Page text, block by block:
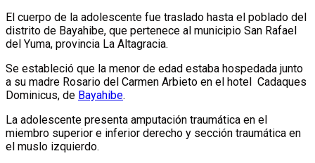
El cuerpo de la adolescente fue traslado hasta el poblado del
distrito de Bayahibe, que pertenece al municipio San Rafael
del Yuma, provincia La Altagracia.
Se estableció que la menor de edad estaba hospedada junto
a su madre Rosario del Carmen Arbieto en el hotel Cadaques
Dominicus, de Bayahibe.
La adolescente presenta amputación traumática en el
miembro superior e inferior derecho y sección traumática en
el muslo izquierdo.